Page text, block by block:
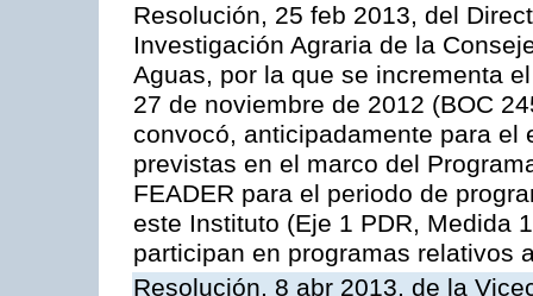
Resolución, 25 feb 2013, del
Investigación Agraria de la
Aguas, por la que se incrementa
27 de noviembre de 2012 (BOC
convocó, anticipadamente para
previstas en el marco del
FEADER para el periodo de
este Instituto (Eje 1 PDR, Medida
participan en programas relativos
Resolución, 8 abr 2013, de la